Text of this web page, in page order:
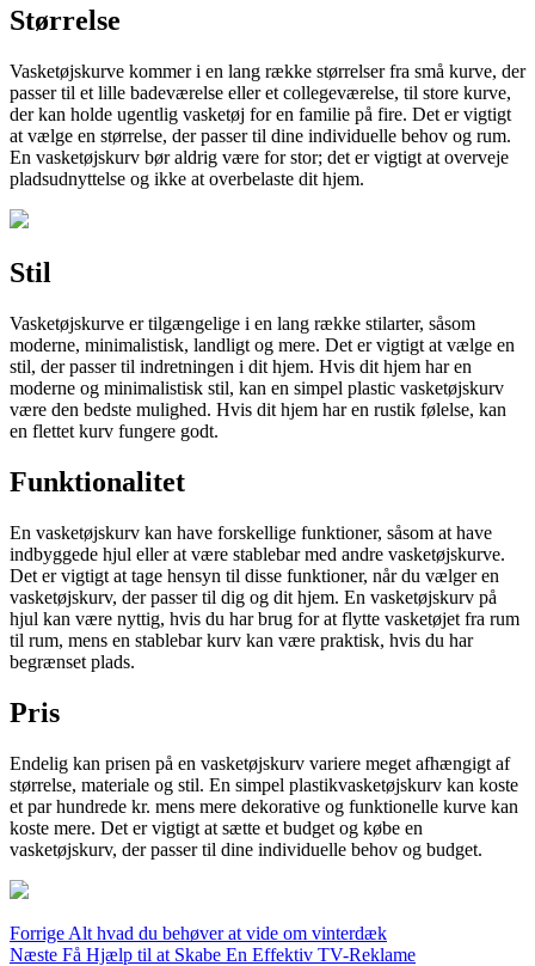
Størrelse
Vasketøjskurve kommer i en lang række størrelser fra små kurve, der
passer til et lille badeværelse eller et collegeværelse, til store kurve,
der kan holde ugentlig vasketøj for en familie på fire. Det er vigtigt
at vælge en størrelse, der passer til dine individuelle behov og rum.
En vasketøjskurv bør aldrig være for stor; det er vigtigt at overveje
pladsudnyttelse og ikke at overbelaste dit hjem.
Stil
Vasketøjskurve er tilgængelige i en lang række stilarter, såsom
moderne, minimalistisk, landligt og mere. Det er vigtigt at vælge en
stil, der passer til indretningen i dit hjem. Hvis dit hjem har en
moderne og minimalistisk stil, kan en simpel plastic vasketøjskurv
være den bedste mulighed. Hvis dit hjem har en rustik følelse, kan
en flettet kurv fungere godt.
Funktionalitet
En vasketøjskurv kan have forskellige funktioner, såsom at have
indbyggede hjul eller at være stablebar med andre vasketøjskurve.
Det er vigtigt at tage hensyn til disse funktioner, når du vælger en
vasketøjskurv, der passer til dig og dit hjem. En vasketøjskurv på
hjul kan være nyttig, hvis du har brug for at flytte vasketøjet fra rum
til rum, mens en stablebar kurv kan være praktisk, hvis du har
begrænset plads.
Pris
Endelig kan prisen på en vasketøjskurv variere meget afhængigt af
størrelse, materiale og stil. En simpel plastikvasketøjskurv kan koste
et par hundrede kr. mens mere dekorative og funktionelle kurve kan
koste mere. Det er vigtigt at sætte et budget og købe en
vasketøjskurv, der passer til dine individuelle behov og budget.
Forrige Alt hvad du behøver at vide om vinterdæk
Næste Få Hjælp til at Skabe En Effektiv TV-Reklame